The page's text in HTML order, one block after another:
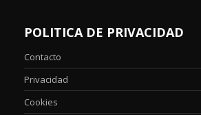
POLITICA DE PRIVACIDAD
Contacto
Privacidad
Cookies